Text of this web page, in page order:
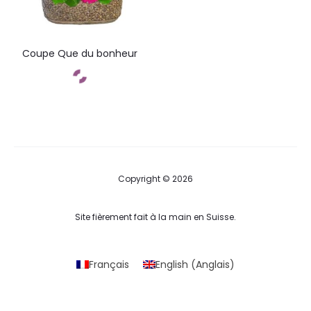
Coupe Que du bonheur
Copyright © 2026
Site fièrement fait à la main en Suisse.
Français English (Anglais)